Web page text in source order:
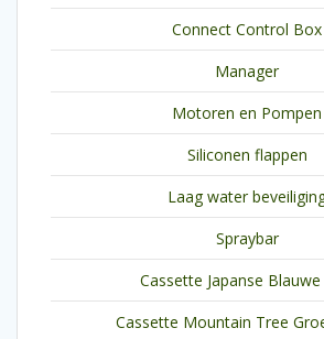
Connect Control Box
Manager
Motoren en Pompen
Siliconen flappen
Laag water
Spraybar
Cassette Japanse
Cassette Mountain Tree